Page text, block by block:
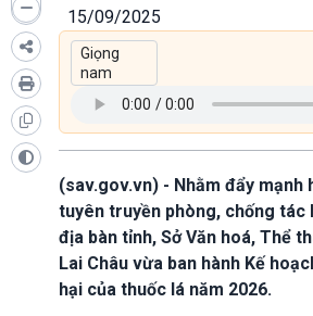
15/09/2025
(sav.gov.vn) - Nhằm đẩy mạnh
tuyên truyền phòng, chống tác
địa bàn tỉnh, Sở Văn hoá, Thể
Lai Châu vừa ban hành Kế
hại của thuốc lá năm 2026.